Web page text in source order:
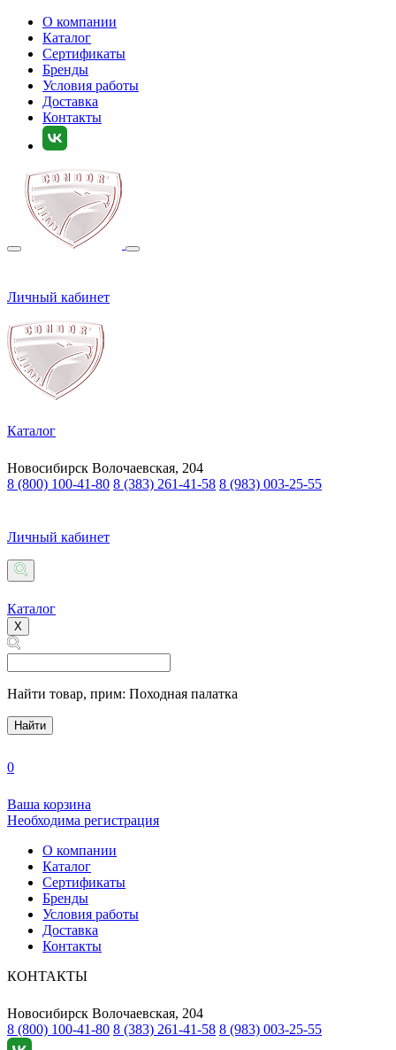
О компании
Каталог
Сертификаты
Бренды
Условия работы
Доставка
Контакты
Личный кабинет
Каталог
Новосибирск Волочаевская, 204
8 (800) 100-41-80 8 (383) 261-41-58 8 (983) 003-25-55
Личный кабинет
Каталог
X
Найти товар, прим: Походная палатка
Найти
0
Ваша корзина
Необходима регистрация
О компании
Каталог
Сертификаты
Бренды
Условия работы
Доставка
Контакты
КОНТАКТЫ
Новосибирск Волочаевская, 204
8 (800) 100-41-80 8 (383) 261-41-58 8 (983) 003-25-55